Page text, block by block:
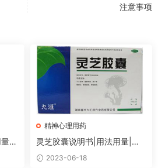
注意事项
|
精神心理用药
灵芝胶囊说明书|用法用量|注
意事项
2023-06-18